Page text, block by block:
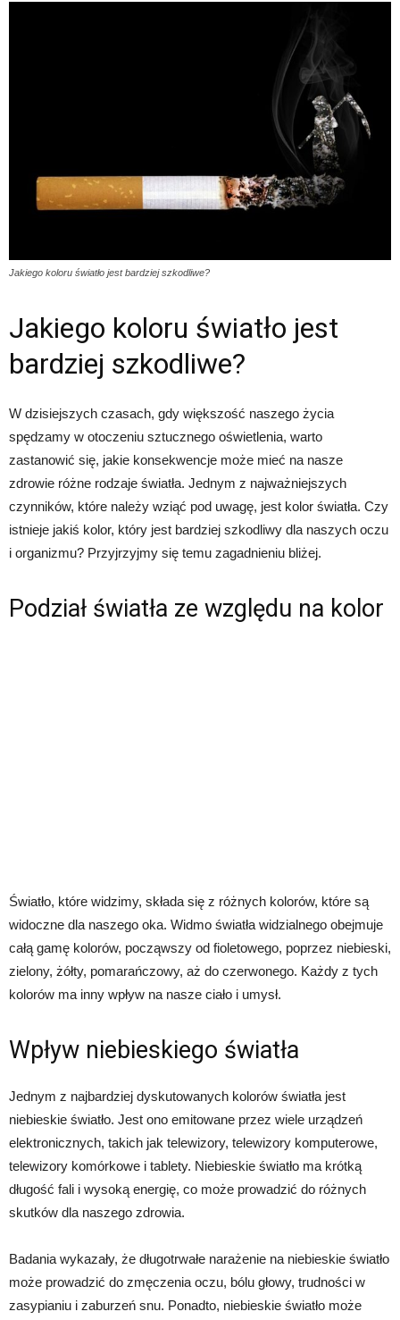
Jakiego koloru światło jest bardziej szkodliwe?
Jakiego koloru światło jest
bardziej szkodliwe?
W dzisiejszych czasach, gdy większość naszego życia
spędzamy w otoczeniu sztucznego oświetlenia, warto
zastanowić się, jakie konsekwencje może mieć na nasze
zdrowie różne rodzaje światła. Jednym z najważniejszych
czynników, które należy wziąć pod uwagę, jest kolor światła. Czy
istnieje jakiś kolor, który jest bardziej szkodliwy dla naszych oczu
i organizmu? Przyjrzyjmy się temu zagadnieniu bliżej.
Podział światła ze względu na kolor
Światło, które widzimy, składa się z różnych kolorów, które są
widoczne dla naszego oka. Widmo światła widzialnego obejmuje
całą gamę kolorów, począwszy od fioletowego, poprzez niebieski,
zielony, żółty, pomarańczowy, aż do czerwonego. Każdy z tych
kolorów ma inny wpływ na nasze ciało i umysł.
Wpływ niebieskiego światła
Jednym z najbardziej dyskutowanych kolorów światła jest
niebieskie światło. Jest ono emitowane przez wiele urządzeń
elektronicznych, takich jak telewizory, telewizory komputerowe,
telewizory komórkowe i tablety. Niebieskie światło ma krótką
długość fali i wysoką energię, co może prowadzić do różnych
skutków dla naszego zdrowia.
Badania wykazały, że długotrwałe narażenie na niebieskie światło
może prowadzić do zmęczenia oczu, bólu głowy, trudności w
zasypianiu i zaburzeń snu. Ponadto, niebieskie światło może